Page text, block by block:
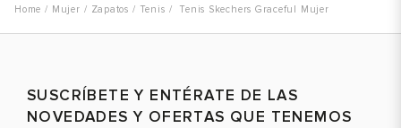
Mujer Zapatos Tenis Tenis Skechers Graceful Mujer
SUSCRÍBETE Y ENTÉRATE DE LAS
NOVEDADES Y OFERTAS QUE TENEMOS